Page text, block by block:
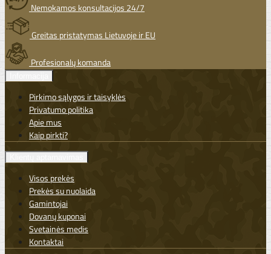
Nemokamos konsultacijos 24/7
Greitas pristatymas Lietuvoje ir EU
Profesionalų komanda
Pirkimo sąlygos ir taisyklės
Privatumo politika
Apie mus
Kaip pirkti?
Visos prekės
Prekės su nuolaida
Gamintojai
Dovanų kuponai
Svetainės medis
Kontaktai